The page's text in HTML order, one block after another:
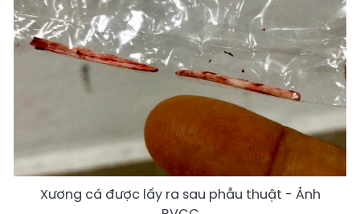
Xương cá được lấy ra sau phẫu thuật - Ảnh